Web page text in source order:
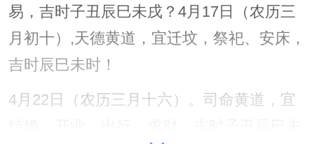
易，吉时子丑辰巳未戌？4月17日（农历三
月初十）,天德黄道，宜迁坟，祭祀、安床，
吉时辰巳未时！
4月22日（农历三月十六）。司命黄道，宜